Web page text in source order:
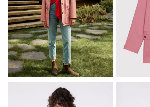
-10% pour tout paiement par carte